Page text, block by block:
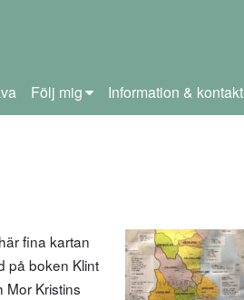
Följ mig Information & kontakt
fina kartan
på boken Klint
Mor Kristins